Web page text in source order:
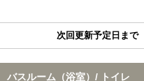
次回更新予定日まで
バスルーム（浴室）/ トイレ